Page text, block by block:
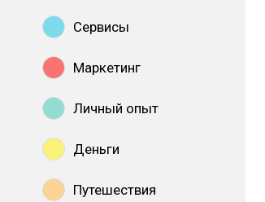
Сервисы
Маркетинг
Личный опыт
Деньги
Путешествия